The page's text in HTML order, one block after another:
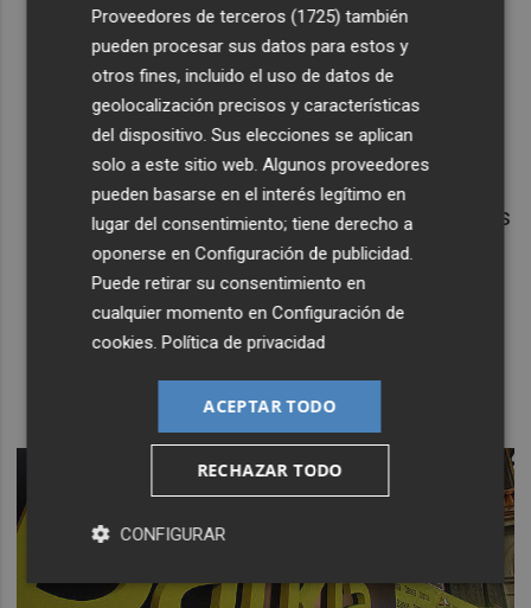
fondos activistas. El número de
inversores bate su récord con 147
activistas, incluyendo 43 'primerizos' sin
antecedentes en activismo accionarial.
Eran 187 las empresas seleccionadas
por activistas en 2019 , un 17% menos
que en 2018 pero en línea con los niveles
de la media multianual. El capital
invertido por los fondos activistas (42
mil millones de dólares) refleja una caída
similar en relación con el nivel de 60 mil
millones de dólares de 2017/2018.
Proveedores de terceros (1725) también
pueden procesar sus datos para estos y
otros fines, incluido el uso de datos de
geolocalización precisos y características
del dispositivo. Sus elecciones se aplican
solo a este sitio web. Algunos proveedores
pueden basarse en el interés legítimo en
lugar del consentimiento; tiene derecho a
oponerse enConfiguración de publicidad.
Puede retirar su consentimiento en
cualquier momento enConfiguración de
cookies.Política de privacidad
ACEPTAR TODO
RECHAZAR TODO
CONFIGURAR